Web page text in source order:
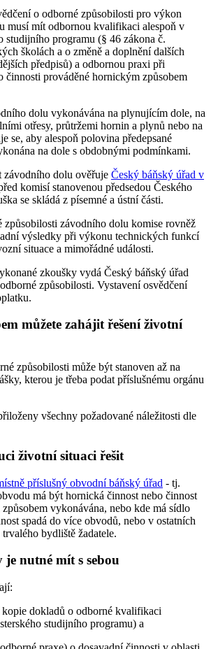
o odborné způsobilosti pro výkon
musí mít odbornou kvalifikaci alespoň v
studijního programu (§ 46 zákona č.
školách a o změně a doplnění dalších
předpisů) a odbornou praxi při
činnosti prováděné hornickým způsobem
dolu vykonávána na plynujícím dole, na
otřesy, průtržemi hornin a plynů nebo na
se, aby alespoň polovina předepsané
na dole s obdobnými podmínkami.
závodního dolu ověřuje Český báňský úřad v
komisí stanovenou předsedou Českého
se skládá z písemné a ústní části.
způsobilosti závodního dolu komise rovněž
výsledky při výkonu technických funkcí
situace a mimořádné události.
zkoušky vydá Český báňský úřad
způsobilosti. Vystavení osvědčení
můžete zahájit řešení životní
způsobilosti může být stanoven až na
kterou je třeba podat příslušnému orgánu
všechny požadované náležitosti dle
životní situaci řešit
příslušný obvodní báňský úřad - tj.
má být hornická činnost nebo činnost
vykonávána, nebo kde má sídlo
spadá do více obvodů, nebo v ostatních
bydliště žadatele.
nutné mít s sebou
kopie dokladů o odborné kvalifikaci
studijního programu) a